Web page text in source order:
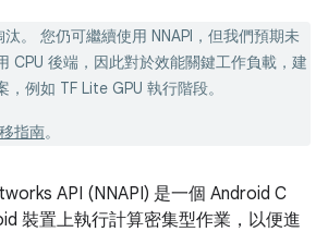
汰。 您仍可繼續使用 NNAPI，但我們預期未
CPU 後端，因此對於效能關鍵工作負載，建
例如 TF Lite GPU 執行階段。
指南。
API (NNAPI) 是一個 Android C
裝置上執行計算密集型作業，以便進